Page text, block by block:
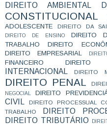
DIREITO AMBIENTAL
CONSTITUCIONAL
ADOLESCENTE
DIREITO DA
DIREITO DE ENSINO
DIREITO
TRABALHO
DIREITO
DIREITO EMPRESARIAL
FINANCEIRO
DIREITO
INTERNACIONAL
DIREITO
DIREITO PENAL
NEGOCIAL
DIREITO
CIVIL
DIREITO PROCESSUAL
TRABALHO
DIREITO
DIREITO TRIBUTÁRIO